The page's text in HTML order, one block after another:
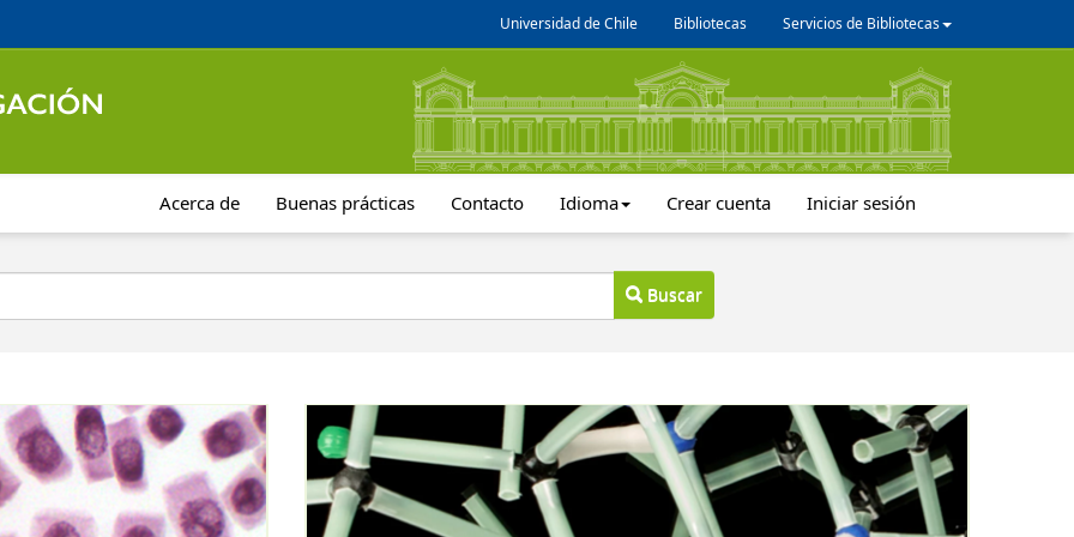
Universidad de Chile Bibliotecas Servicios de Bibliotecas
Acerca de Buenas prácticas Contacto Idioma Crear cuenta Iniciar sesión
Buscar